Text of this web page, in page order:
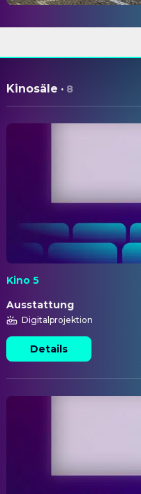
Kinosäle · 8
Kino 5
Ausstattung
Digitalprojektion
Details